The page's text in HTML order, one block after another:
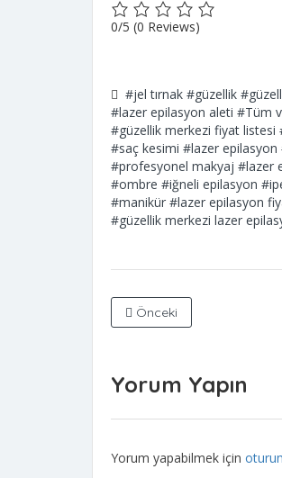
0/5 (0 Reviews)
#jel tırnak #güzellik
#lazer epilasyon aleti #Tüm
#güzellik merkezi fiyat listesi
#saç kesimi #lazer epilasyon
#profesyonel makyaj #lazer
#ombre #iğneli epilasyon
#manikür #lazer epilasyon
#güzellik merkezi lazer
Önceki
Yorum Yapın
Yorum yapabilmek için